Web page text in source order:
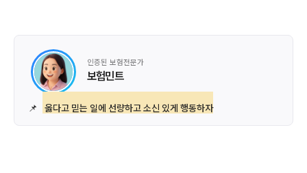
인증된 보험전문가
보험민트
📌 옳다고 믿는 일에 선량하고 소신 있게 행동하자